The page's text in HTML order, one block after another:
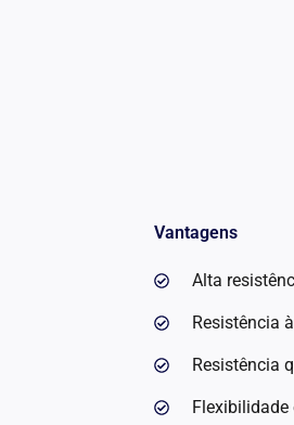
Vantagens
Alta
Resistência
Resistência
Flexibilidade